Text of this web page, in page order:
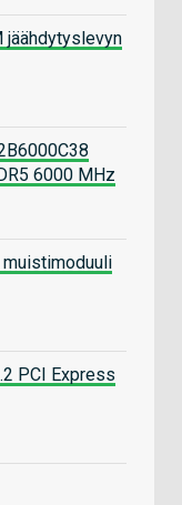
jäähdytyslevyn
6000 MHz
muistimoduuli
PCI Express